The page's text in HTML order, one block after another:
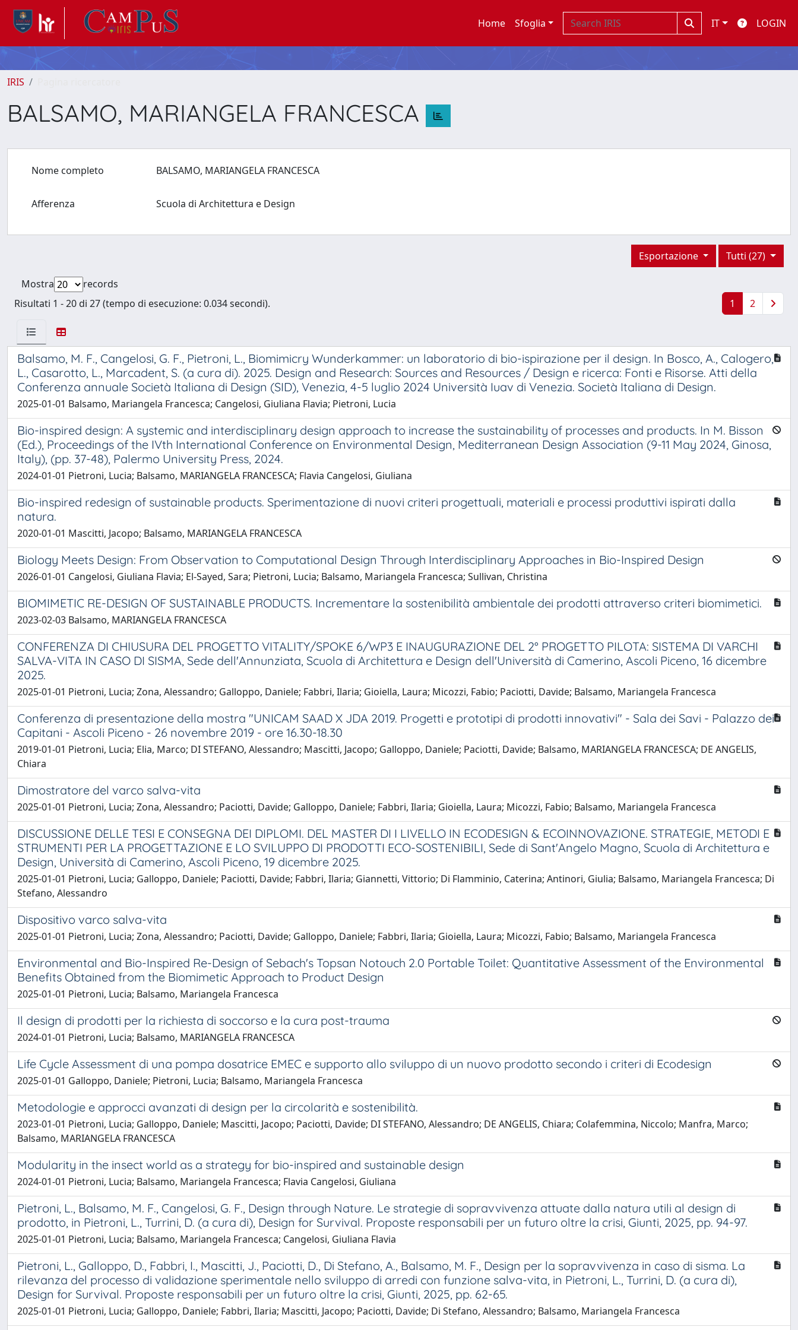
Home Sfoglia IT LOGIN
IRIS
BALSAMO, MARIANGELA FRANCESCA
Nome completo BALSAMO, MARIANGELA FRANCESCA
Afferenza Scuola di Architettura e Design
Tutti (27)
Esportazione
Mostra
records
Risultati 1 - 20 di 27 (tempo di esecuzione: 0.034 secondi).
1 2
Balsamo, M. F., Cangelosi, G. F., Pietroni, L., Biomimicry Wunderkammer: un laboratorio di bio-ispirazione per il design. In Bosco, A., Calogero,
L., Casarotto, L., Marcadent, S. (a cura di). 2025. Design and Research: Sources and Resources / Design e ricerca: Fonti e Risorse. Atti della
Conferenza annuale Società Italiana di Design (SID), Venezia, 4-5 luglio 2024 Università Iuav di Venezia. Società Italiana di Design.
2025-01-01 Balsamo, Mariangela Francesca; Cangelosi, Giuliana Flavia; Pietroni, Lucia
Bio-inspired design: A systemic and interdisciplinary design approach to increase the sustainability of processes and products. In M. Bisson
(Ed.), Proceedings of the IVth International Conference on Environmental Design, Mediterranean Design Association (9-11 May 2024, Ginosa,
Italy), (pp. 37-48), Palermo University Press, 2024.
2024-01-01 Pietroni, Lucia; Balsamo, MARIANGELA FRANCESCA; Flavia Cangelosi, Giuliana
Bio-inspired redesign of sustainable products. Sperimentazione di nuovi criteri progettuali, materiali e processi produttivi ispirati dalla
natura.
2020-01-01 Mascitti, Jacopo; Balsamo, MARIANGELA FRANCESCA
Biology Meets Design: From Observation to Computational Design Through Interdisciplinary Approaches in Bio-Inspired Design
2026-01-01 Cangelosi, Giuliana Flavia; El-Sayed, Sara; Pietroni, Lucia; Balsamo, Mariangela Francesca; Sullivan, Christina
BIOMIMETIC RE-DESIGN OF SUSTAINABLE PRODUCTS. Incrementare la sostenibilità ambientale dei prodotti attraverso criteri biomimetici.
2023-02-03 Balsamo, MARIANGELA FRANCESCA
CONFERENZA DI CHIUSURA DEL PROGETTO VITALITY/SPOKE 6/WP3 E INAUGURAZIONE DEL 2° PROGETTO PILOTA: SISTEMA DI VARCHI
SALVA-VITA IN CASO DI SISMA, Sede dell'Annunziata, Scuola di Architettura e Design dell'Università di Camerino, Ascoli Piceno, 16 dicembre
2025.
2025-01-01 Pietroni, Lucia; Zona, Alessandro; Galloppo, Daniele; Fabbri, Ilaria; Gioiella, Laura; Micozzi, Fabio; Paciotti, Davide; Balsamo, Mariangela Francesca
Conferenza di presentazione della mostra "UNICAM SAAD X JDA 2019. Progetti e prototipi di prodotti innovativi" - Sala dei Savi - Palazzo dei
Capitani - Ascoli Piceno - 26 novembre 2019 - ore 16.30-18.30
2019-01-01 Pietroni, Lucia; Elia, Marco; DI STEFANO, Alessandro; Mascitti, Jacopo; Galloppo, Daniele; Paciotti, Davide; Balsamo, MARIANGELA FRANCESCA; DE ANGELIS,
Chiara
Dimostratore del varco salva-vita
2025-01-01 Pietroni, Lucia; Zona, Alessandro; Paciotti, Davide; Galloppo, Daniele; Fabbri, Ilaria; Gioiella, Laura; Micozzi, Fabio; Balsamo, Mariangela Francesca
DISCUSSIONE DELLE TESI E CONSEGNA DEI DIPLOMI. DEL MASTER DI I LIVELLO IN ECODESIGN & ECOINNOVAZIONE. STRATEGIE, METODI E
STRUMENTI PER LA PROGETTAZIONE E LO SVILUPPO DI PRODOTTI ECO-SOSTENIBILI, Sede di Sant'Angelo Magno, Scuola di Architettura e
Design, Università di Camerino, Ascoli Piceno, 19 dicembre 2025.
2025-01-01 Pietroni, Lucia; Galloppo, Daniele; Paciotti, Davide; Fabbri, Ilaria; Giannetti, Vittorio; Di Flamminio, Caterina; Antinori, Giulia; Balsamo, Mariangela Francesca; Di
Stefano, Alessandro
Dispositivo varco salva-vita
2025-01-01 Pietroni, Lucia; Zona, Alessandro; Paciotti, Davide; Galloppo, Daniele; Fabbri, Ilaria; Gioiella, Laura; Micozzi, Fabio; Balsamo, Mariangela Francesca
Environmental and Bio-Inspired Re-Design of Sebach's Topsan Notouch 2.0 Portable Toilet: Quantitative Assessment of the Environmental
Benefits Obtained from the Biomimetic Approach to Product Design
2025-01-01 Pietroni, Lucia; Balsamo, Mariangela Francesca
Il design di prodotti per la richiesta di soccorso e la cura post-trauma
2024-01-01 Pietroni, Lucia; Balsamo, MARIANGELA FRANCESCA
Life Cycle Assessment di una pompa dosatrice EMEC e supporto allo sviluppo di un nuovo prodotto secondo i criteri di Ecodesign
2025-01-01 Galloppo, Daniele; Pietroni, Lucia; Balsamo, Mariangela Francesca
Metodologie e approcci avanzati di design per la circolarità e sostenibilità.
2023-01-01 Pietroni, Lucia; Galloppo, Daniele; Mascitti, Jacopo; Paciotti, Davide; DI STEFANO, Alessandro; DE ANGELIS, Chiara; Colafemmina, Niccolo; Manfra, Marco;
Balsamo, MARIANGELA FRANCESCA
Modularity in the insect world as a strategy for bio-inspired and sustainable design
2024-01-01 Pietroni, Lucia; Balsamo, Mariangela Francesca; Flavia Cangelosi, Giuliana
Pietroni, L., Balsamo, M. F., Cangelosi, G. F., Design through Nature. Le strategie di sopravvivenza attuate dalla natura utili al design di
prodotto, in Pietroni, L., Turrini, D. (a cura di), Design for Survival. Proposte responsabili per un futuro oltre la crisi, Giunti, 2025, pp. 94-97.
2025-01-01 Pietroni, Lucia; Balsamo, Mariangela Francesca; Cangelosi, Giuliana Flavia
Pietroni, L., Galloppo, D., Fabbri, I., Mascitti, J., Paciotti, D., Di Stefano, A., Balsamo, M. F., Design per la sopravvivenza in caso di sisma. La
rilevanza del processo di validazione sperimentale nello sviluppo di arredi con funzione salva-vita, in Pietroni, L., Turrini, D. (a cura di),
Design for Survival. Proposte responsabili per un futuro oltre la crisi, Giunti, 2025, pp. 62-65.
2025-01-01 Pietroni, Lucia; Galloppo, Daniele; Fabbri, Ilaria; Mascitti, Jacopo; Paciotti, Davide; Di Stefano, Alessandro; Balsamo, Mariangela Francesca